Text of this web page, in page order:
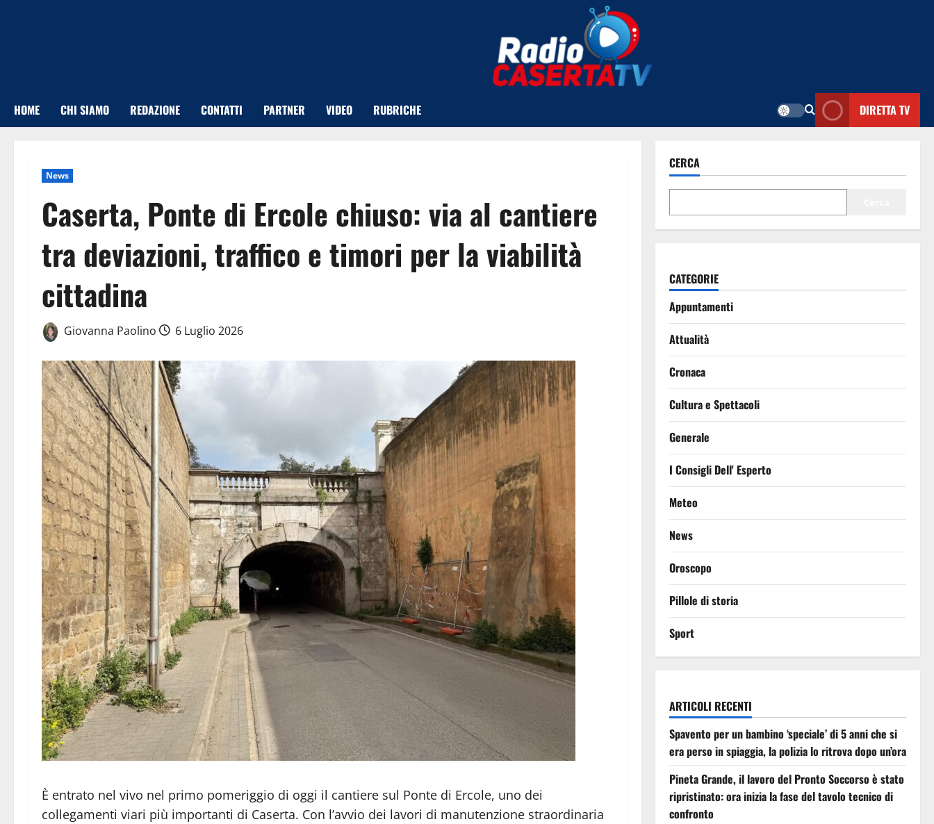
HOME CHI SIAMO REDAZIONE CONTATTI PARTNER VIDEO RUBRICHE DIRETTA TV
News
Caserta, Ponte di Ercole chiuso: via al cantiere
tra deviazioni, traffico e timori per la viabilità
cittadina
Giovanna Paolino 6 Luglio 2026
È entrato nel vivo nel primo pomeriggio di oggi il cantiere sul Ponte di Ercole, uno dei
collegamenti viari più importanti di Caserta. Con l’avvio dei lavori di manutenzione straordinaria
CERCA
CATEGORIE
Appuntamenti
Attualità
Cronaca
Cultura e Spettacoli
Generale
I Consigli Dell' Esperto
Meteo
News
Oroscopo
Pillole di storia
Sport
ARTICOLI RECENTI
Spavento per un bambino ‘speciale’ di 5 anni che si
era perso in spiaggia, la polizia lo ritrova dopo un’ora
Pineta Grande, il lavoro del Pronto Soccorso è stato
ripristinato: ora inizia la fase del tavolo tecnico di
confronto